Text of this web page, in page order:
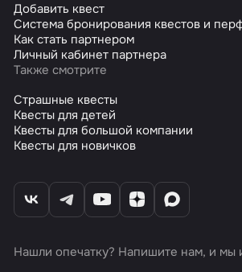
Добавить квест
Система бронирования квестов и
Как стать партнером
Личный кабинет партнера
Также смотрите
Страшные квесты
Квесты для детей
Квесты для большой компании
Квесты для новичков
Нашли опечатку? Напишите нам, и мы